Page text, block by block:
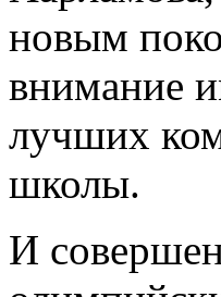
новым
внимание
лучших
школы.
И